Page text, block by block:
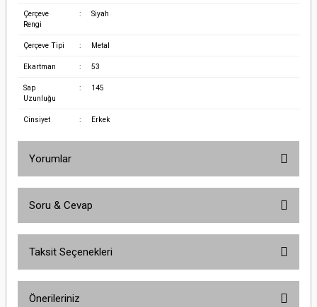
Çerçeve
Rengi
: Siyah
Çerçeve Tipi : Metal
Ekartman : 53
Sap
Uzunluğu
: 145
Cinsiyet : Erkek
Yorumlar
Soru & Cevap
Taksit Seçenekleri
Önerileriniz